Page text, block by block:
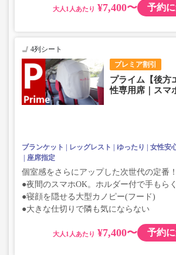
大人 ¥7,400〜 予約
プレミア割引
4列シート
プライム【後方
性専用席｜スマ
ブランケット レッグレスト ゆったり 女性安
座席指定
個室感をさらにアップした次世代の定番！
●夜間のスマホOK。ホルダー付で手もら
●寝顔を隠せる大型カノピー(フード)
●大きな仕切りで隣も気にならない
大人 ¥7,400〜 予約